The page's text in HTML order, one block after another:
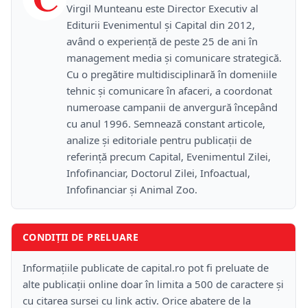
Virgil Munteanu este Director Executiv al
Editurii Evenimentul și Capital din 2012,
având o experiență de peste 25 de ani în
management media și comunicare strategică.
Cu o pregătire multidisciplinară în domeniile
tehnic și comunicare în afaceri, a coordonat
numeroase campanii de anvergură începând
cu anul 1996. Semnează constant articole,
analize și editoriale pentru publicații de
referință precum Capital, Evenimentul Zilei,
Infofinanciar, Doctorul Zilei, Infoactual,
Infofinanciar și Animal Zoo.
CONDIȚII DE PRELUARE
Informațiile publicate de capital.ro pot fi preluate de
alte publicații online doar în limita a 500 de caractere și
cu citarea sursei cu link activ. Orice abatere de la